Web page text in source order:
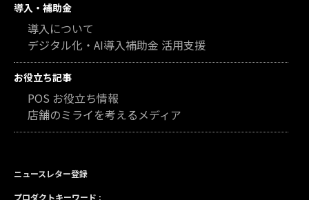
導入・補助金
導入について
デジタル化・AI導入補助金 活用支援
お役立ち記事
POS お役立ち情報
店舗のミライを考えるメディア
ニュースレター登録
プロダクトキーワード :